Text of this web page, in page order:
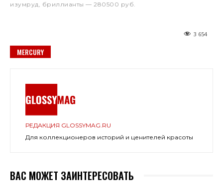
изумруд, бриллианты — 280500 руб.
3 654
MERCURY
РЕДАКЦИЯ GLOSSYMAG.RU
Для коллекционеров историй и ценителей красоты
ВАС МОЖЕТ ЗАИНТЕРЕСОВАТЬ